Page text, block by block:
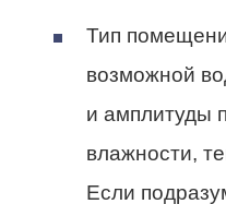
Тип
возможной
и амплитуды
влажности,
Если